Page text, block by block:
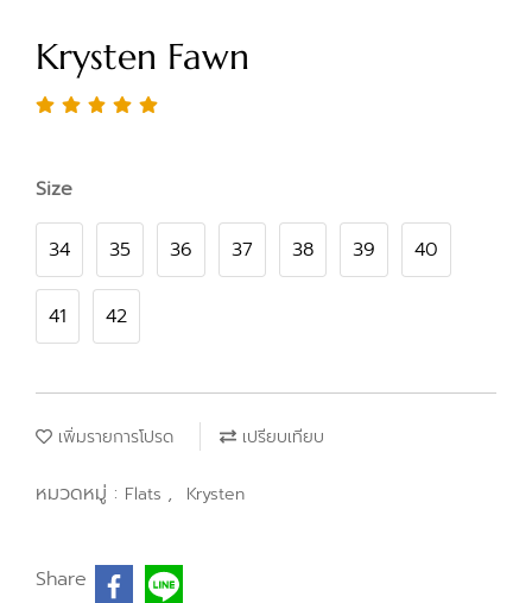
Krysten Fawn
Size
34 35 36 37 38 39 40
41 42
เพิ่มรายการโปรด เปรียบเทียบ
หมวดหมู่ : Flats , Krysten
Share